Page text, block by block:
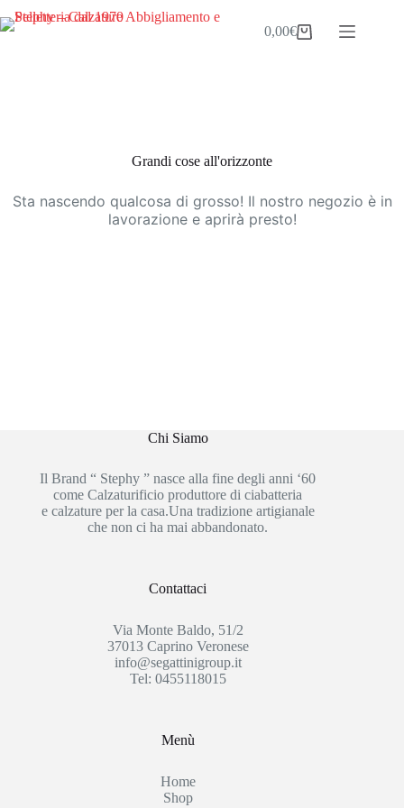
al
Carrello
0,00€
Grandi cose all'orizzonte
Sta nascendo qualcosa di grosso! Il nostro negozio è in
lavorazione e aprirà presto!
Chi Siamo
Il Brand “ Stephy ” nasce alla fine degli anni ‘60
come Calzaturificio produttore di ciabatteria
e calzature per la casa.Una tradizione artigianale
che non ci ha mai abbandonato.
Contattaci
Via Monte Baldo, 51/2
37013 Caprino Veronese
info@segattinigroup.it
Tel: 0455118015
Menù
Home
Shop